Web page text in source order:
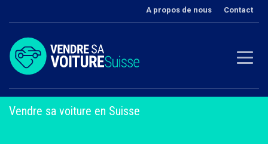
A propos de nous Contact
Vendre sa voiture en Suisse